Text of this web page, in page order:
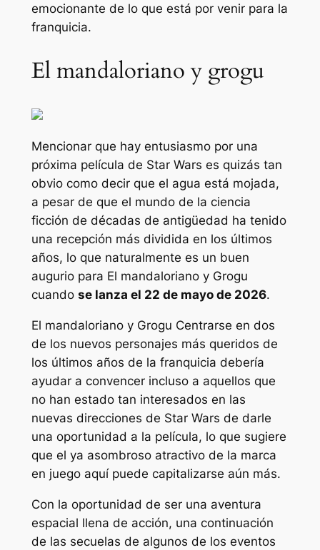
emocionante de lo que está por venir para la
franquicia.
El mandaloriano y grogu
Mencionar que hay entusiasmo por una
próxima película de Star Wars es quizás tan
obvio como decir que el agua está mojada,
a pesar de que el mundo de la ciencia
ficción de décadas de antigüedad ha tenido
una recepción más dividida en los últimos
años, lo que naturalmente es un buen
augurio para El mandaloriano y Grogu
cuando se lanza el 22 de mayo de 2026.
El mandaloriano y Grogu Centrarse en dos
de los nuevos personajes más queridos de
los últimos años de la franquicia debería
ayudar a convencer incluso a aquellos que
no han estado tan interesados ​​en las
nuevas direcciones de Star Wars de darle
una oportunidad a la película, lo que sugiere
que el ya asombroso atractivo de la marca
en juego aquí puede capitalizarse aún más.
Con la oportunidad de ser una aventura
espacial llena de acción, una continuación
de las secuelas de algunos de los eventos